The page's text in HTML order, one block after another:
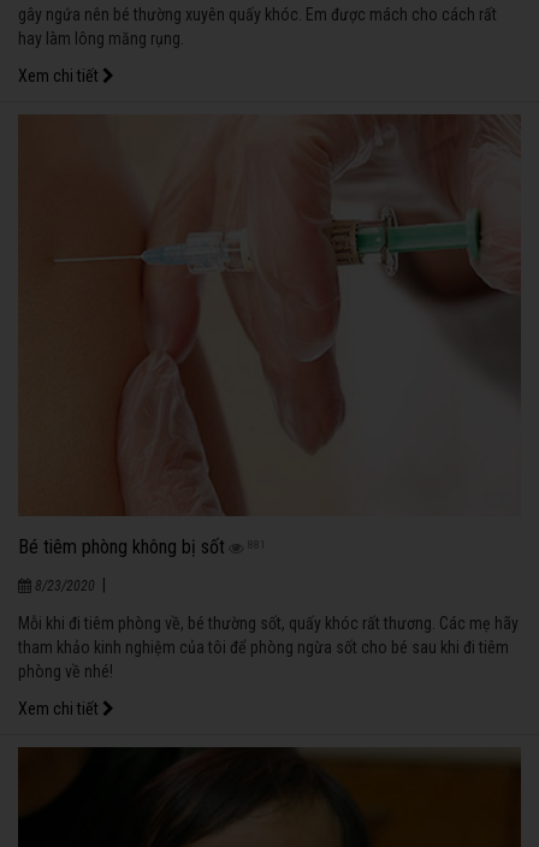
gây ngứa nên bé thường xuyên quấy khóc. Em được mách cho cách rất
hay làm lông măng rụng.
Xem chi tiết
Bé tiêm phòng không bị sốt 881
8/23/2020
Mỗi khi đi tiêm phòng về, bé thường sốt, quấy khóc rất thương. Các mẹ hãy
tham khảo kinh nghiệm của tôi để phòng ngừa sốt cho bé sau khi đi tiêm
phòng về nhé!
Xem chi tiết